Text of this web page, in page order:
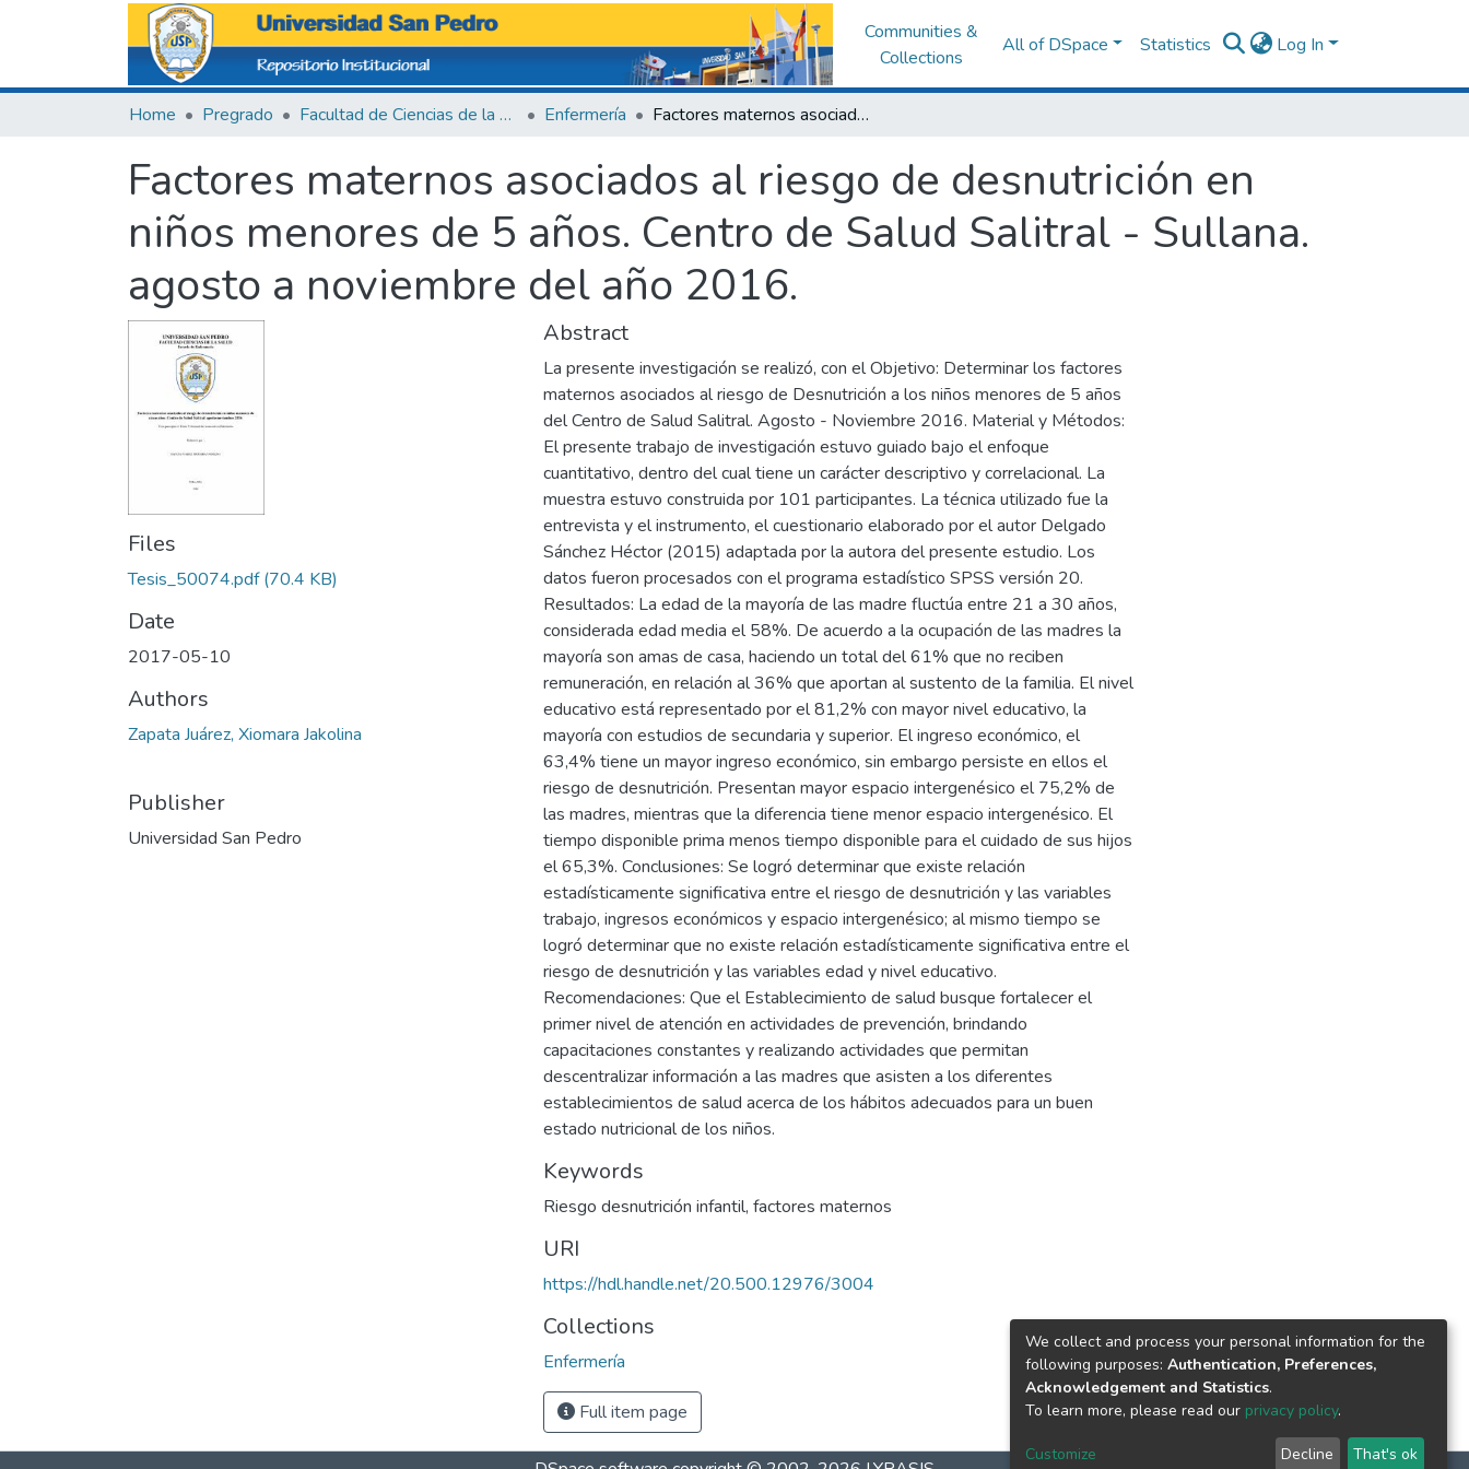
Communities &
Collections
All of DSpace Statistics Log In
Home Pregrado Facultad de Ciencias de la Salud Enfermería Factores maternos asociados al riesgo de desnutrición en niños menores de 5 años. Centro de Salud Salitral - Sullana. agosto a noviembre del año 2016.
Factores maternos asociados al riesgo de desnutrición en
niños menores de 5 años. Centro de Salud Salitral - Sullana.
agosto a noviembre del año 2016.
Files
Tesis_50074.pdf(70.4 KB)
Date
2017-05-10
Authors
Zapata Juárez, Xiomara Jakolina
Publisher
Universidad San Pedro
Abstract
La presente investigación se realizó, con el Objetivo: Determinar los factores
maternos asociados al riesgo de Desnutrición a los niños menores de 5 años
del Centro de Salud Salitral. Agosto - Noviembre 2016. Material y Métodos:
El presente trabajo de investigación estuvo guiado bajo el enfoque
cuantitativo, dentro del cual tiene un carácter descriptivo y correlacional. La
muestra estuvo construida por 101 participantes. La técnica utilizado fue la
entrevista y el instrumento, el cuestionario elaborado por el autor Delgado
Sánchez Héctor (2015) adaptada por la autora del presente estudio. Los
datos fueron procesados con el programa estadístico SPSS versión 20.
Resultados: La edad de la mayoría de las madre fluctúa entre 21 a 30 años,
considerada edad media el 58%. De acuerdo a la ocupación de las madres la
mayoría son amas de casa, haciendo un total del 61% que no reciben
remuneración, en relación al 36% que aportan al sustento de la familia. El nivel
educativo está representado por el 81,2% con mayor nivel educativo, la
mayoría con estudios de secundaria y superior. El ingreso económico, el
63,4% tiene un mayor ingreso económico, sin embargo persiste en ellos el
riesgo de desnutrición. Presentan mayor espacio intergenésico el 75,2% de
las madres, mientras que la diferencia tiene menor espacio intergenésico. El
tiempo disponible prima menos tiempo disponible para el cuidado de sus hijos
el 65,3%. Conclusiones: Se logró determinar que existe relación
estadísticamente significativa entre el riesgo de desnutrición y las variables
trabajo, ingresos económicos y espacio intergenésico; al mismo tiempo se
logró determinar que no existe relación estadísticamente significativa entre el
riesgo de desnutrición y las variables edad y nivel educativo.
Recomendaciones: Que el Establecimiento de salud busque fortalecer el
primer nivel de atención en actividades de prevención, brindando
capacitaciones constantes y realizando actividades que permitan
descentralizar información a las madres que asisten a los diferentes
establecimientos de salud acerca de los hábitos adecuados para un buen
estado nutricional de los niños.
Keywords
Riesgo desnutrición infantil, factores maternos
URI
https://hdl.handle.net/20.500.12976/3004
Collections
Enfermería
Full item page
We collect and process your personal information for the
following purposes: Authentication, Preferences,
Acknowledgement and Statistics.
To learn more, please read our privacy policy.
Customize Decline That's ok